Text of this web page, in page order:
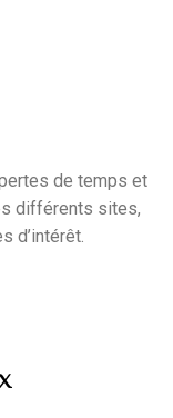
de temps et
différents sites,
d’intérêt.